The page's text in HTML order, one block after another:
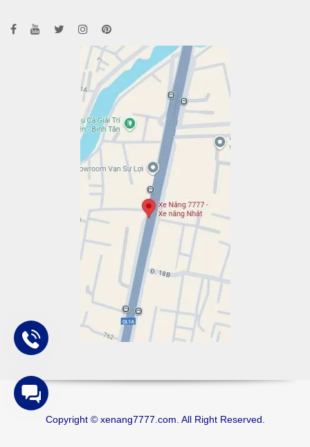
Copyright © xenang7777.com. All Right Reserved.